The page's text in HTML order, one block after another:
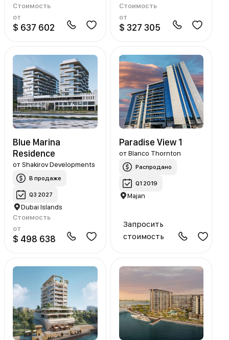
Стоимость
от
$ 637 602
Стоимость
от
$ 327 305
Blue Marina
Residence
отShakirov Developments
В продаже
Q3 2027
Dubai Islands
Стоимость
от
$ 498 638
Paradise View 1
от Blanco Thornton
Распродано
Q1 2019
Majan
Запросить
стоимость